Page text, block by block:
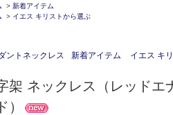
> 新着アイテム
> イエス キリストから選ぶ
ントネックレス 新着アイテム イエス キ
架 ネックレス（レッドエ
）